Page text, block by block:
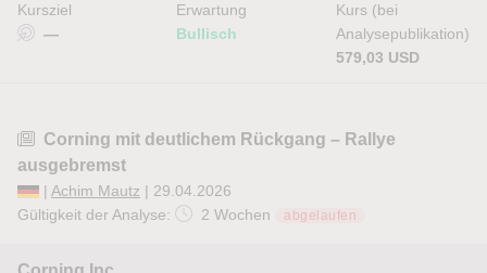
Kursziel
—
Erwartung
Bullisch
Kurs (bei
Analysepublikation)
579,03 USD
Corning mit deutlichem Rückgang – Rallye
ausgebremst
| Achim Mautz | 29.04.2026
Gültigkeit der Analyse:
2 Wochen abgelaufen